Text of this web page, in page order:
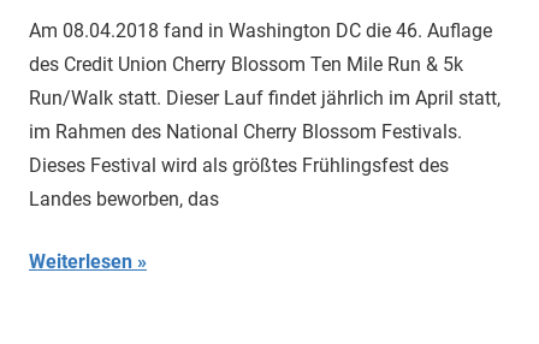
Am 08.04.2018 fand in Washington DC die 46. Auflage
des Credit Union Cherry Blossom Ten Mile Run & 5k
Run/Walk statt. Dieser Lauf findet jährlich im April statt,
im Rahmen des National Cherry Blossom Festivals.
Dieses Festival wird als größtes Frühlingsfest des
Landes beworben, das
Weiterlesen